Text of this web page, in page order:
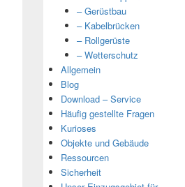
– Gerüstbau
– Kabelbrücken
– Rollgerüste
– Wetterschutz
Allgemein
Blog
Download – Service
Häufig gestellte Fragen
Kurioses
Objekte und Gebäude
Ressourcen
Sicherheit